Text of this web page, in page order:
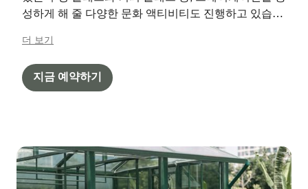
성하게 해 줄 다양한 문화 액티비티도 진행하고 있습니
더 보기
지금 예약하기